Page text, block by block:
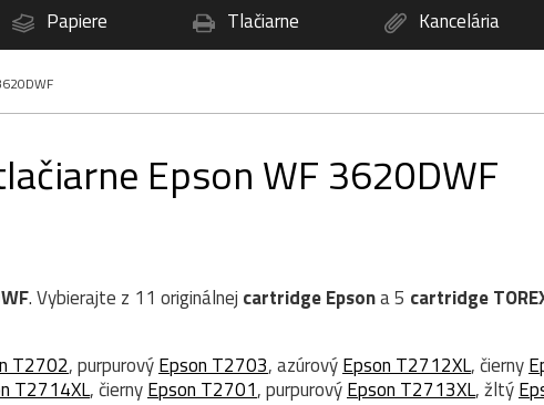
Papiere Tlačiarne Kancelária
Epson WF 3620DWF
. Vybierajte z 11 originálnej cartridgeEpsona 5 cartridge
T2702, purpurovýEpson T2703, azúrovýEpson T2712XL, čierny
T2714XL, čiernyEpson T2701, purpurovýEpson T2713XL, žltý